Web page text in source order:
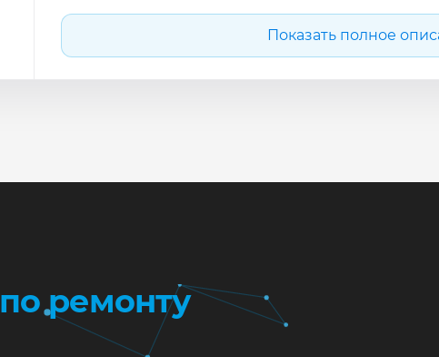
опыт по бренду Philips;
прозрачная смета до начала работ;
подбор проверенных комплектующих.
Оставьте заявку или позвоните: укажите
Показать полное
по ремонту